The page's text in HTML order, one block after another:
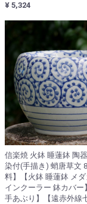
¥ 5,324
信楽焼 火鉢 睡蓮鉢 陶
染付(手描き) 蛸唐草文
料】【火鉢 睡蓮鉢 メ
インクーラー 鉢カバー
手あぶり】【遠赤外線